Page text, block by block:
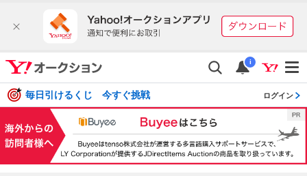
i
毎日引けるくじ 今すぐ挑戦 ログイン